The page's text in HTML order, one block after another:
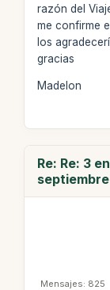
razón del
me confirme
los
gracias
Madelon
Re: Re: 3
septiembre
Mensajes: 825